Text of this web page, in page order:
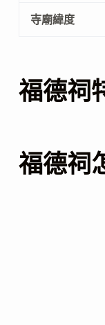
寺廟緯度
福德祠
福德祠